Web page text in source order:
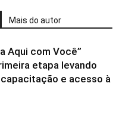
Mais do autor
Aqui com Você”
etapa levando
e acesso à